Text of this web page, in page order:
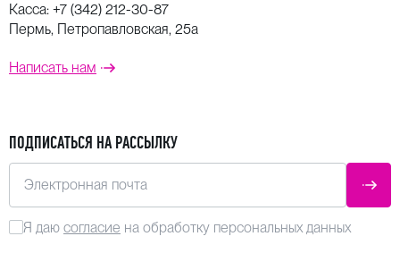
Касса: +7 (342) 212-30-87
Пермь, Петропавловская, 25а
Написать нам
ПОДПИСАТЬСЯ НА РАССЫЛКУ
Электронная почта
Я даю согласие на обработку персональных данных